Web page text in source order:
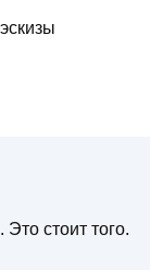
стоит того.